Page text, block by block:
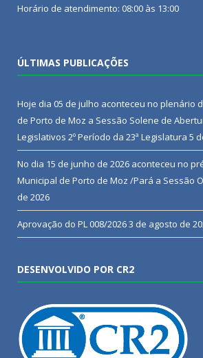
Horário de atendimento: 08:00 às 13:00
ÚLTIMAS PUBLICAÇÕES
Hoje dia 05 de julho aconteceu no plenário
de Porto de Moz a Sessão Solene de
Legislativos 2º Período da 23ª Legislatura 5
No dia 15 de junho de 2026 aconteceu no
Municipal de Porto de Moz /Pará a Sessão
de 2026
Aprovação do PL 008/20263 de agosto de
DESENVOLVIDO POR CR2